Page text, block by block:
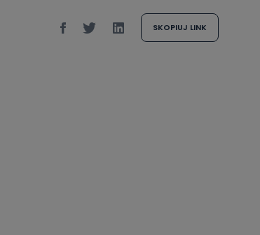
SKOPIUJ LINK